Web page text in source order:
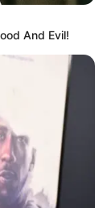
en Medellín
con
y licor, en
And Evil!